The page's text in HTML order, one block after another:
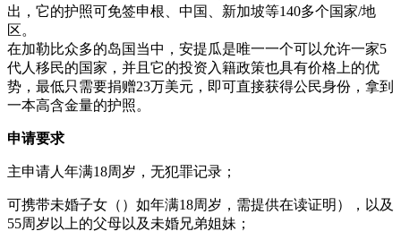
出，它的护照可免签申根、中国、新加坡等140多个国家/地
区。
在加勒比众多的岛国当中，安提瓜是唯一一个可以允许一家5
代人移民的国家，并且它的投资入籍政策也具有价格上的优
势，最低只需要捐赠23万美元，即可直接获得公民身份，拿到
一本高含金量的护照。
申请要求
主申请人年满18周岁，无犯罪记录；
可携带未婚子女（）如年满18周岁，需提供在读证明），以及
55周岁以上的父母以及未婚兄弟姐妹；